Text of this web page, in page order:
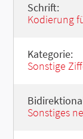
Schrift:
Kodierung
Kategorie:
Sonstige
Sonstiges